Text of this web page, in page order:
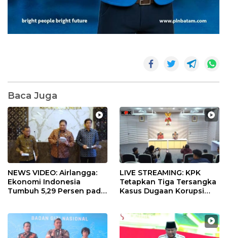
Baca Juga
NEWS VIDEO: Airlangga:
Ekonomi Indonesia
Tumbuh 5,29 Persen pada
LIVE STREAMING: KPK
Tetapkan Tiga Tersangka
Kasus Dugaan Korupsi